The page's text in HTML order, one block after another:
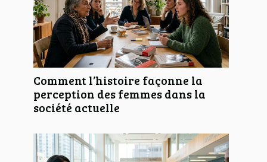
Comment l’histoire façonne la
perception des femmes dans la
société actuelle